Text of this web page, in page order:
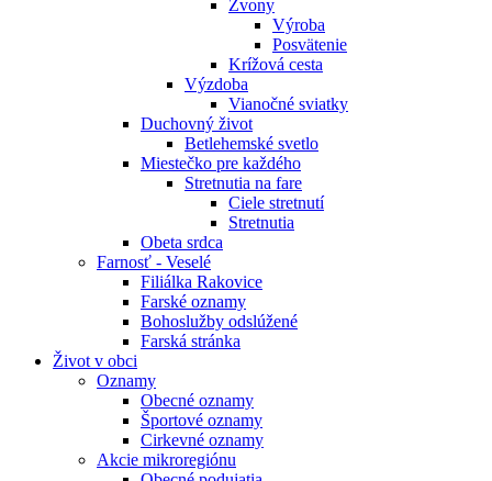
Zvony
Výroba
Posvätenie
Krížová cesta
Výzdoba
Vianočné sviatky
Duchovný život
Betlehemské svetlo
Miestečko pre každého
Stretnutia na fare
Ciele stretnutí
Stretnutia
Obeta srdca
Farnosť - Veselé
Filiálka Rakovice
Farské oznamy
Bohoslužby odslúžené
Farská stránka
Život v obci
Oznamy
Obecné oznamy
Športové oznamy
Cirkevné oznamy
Akcie mikroregiónu